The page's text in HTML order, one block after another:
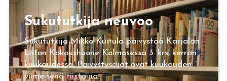
Su­ku­tut­ki­ja neu­voo
Sukututkija Mikko Kuitula päivystää Karjalan
Liiton Kokoushuone Kolmosessa 3. krs, kerran
kuukaudessa. Päivystysajat ovat kuukauden
viimeisenä tiistaina.